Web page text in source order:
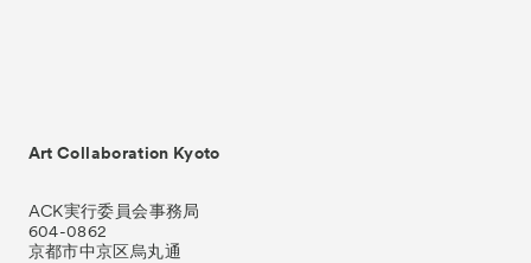
Art Collaboration Kyoto
ACK実行委員会事務局
604-0862
京都市中京区烏丸通